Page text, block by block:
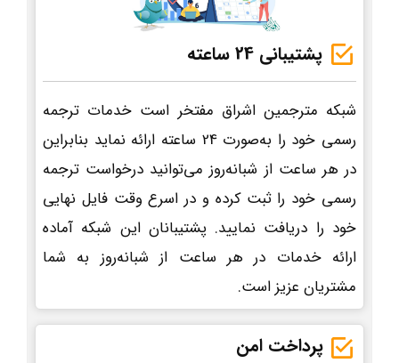
پشتیبانی 24 ساعته
شبکه مترجمین اشراق مفتخر است خدمات ترجمه
رسمی خود را به‌صورت 24 ساعته ارائه نماید بنابراین
در هر ساعت از شبانه‌روز می‌توانید درخواست ترجمه
رسمی خود را ثبت کرده و در اسرع وقت فایل نهایی
خود را دریافت نمایید. پشتیبانان این شبکه آماده
ارائه خدمات در هر ساعت از شبانه‌روز به شما
مشتریان عزیز است.
پرداخت امن